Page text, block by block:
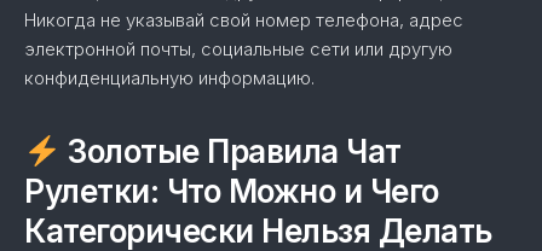
Никогда не указывай свой номер телефона, адрес
электронной почты, социальные сети или другую
конфиденциальную информацию.
Золотые Правила Чат
Рулетки: Что Можно и Чего
Категорически Нельзя Делать